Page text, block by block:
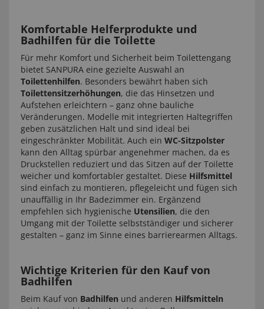
Komfortable Helferprodukte und
Badhilfen für die Toilette
Für mehr Komfort und Sicherheit beim Toilettengang
bietet SANPURA eine gezielte Auswahl an
Toilettenhilfen. Besonders bewährt haben sich
Toilettensitzerhöhungen, die das Hinsetzen und
Aufstehen erleichtern – ganz ohne bauliche
Veränderungen. Modelle mit integrierten Haltegriffen
geben zusätzlichen Halt und sind ideal bei
eingeschränkter Mobilität. Auch ein WC-Sitzpolster
kann den Alltag spürbar angenehmer machen, da es
Druckstellen reduziert und das Sitzen auf der Toilette
weicher und komfortabler gestaltet. Diese Hilfsmittel
sind einfach zu montieren, pflegeleicht und fügen sich
unauffällig in Ihr Badezimmer ein. Ergänzend
empfehlen sich hygienische Utensilien, die den
Umgang mit der Toilette selbstständiger und sicherer
gestalten – ganz im Sinne eines barrierearmen Alltags.
Wichtige Kriterien für den Kauf von
Badhilfen
Beim Kauf von Badhilfen und anderen Hilfsmitteln